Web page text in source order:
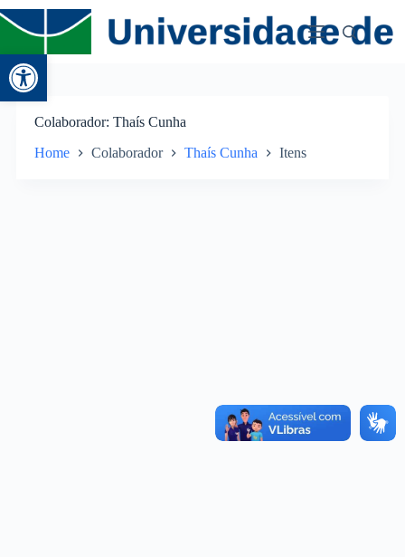
Abrir a barra de ferramentas
Colaborador Thaís Cunha
Home Colaborador Thaís Cunha Itens